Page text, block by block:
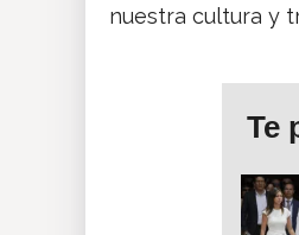
nuestra cultura y
Te